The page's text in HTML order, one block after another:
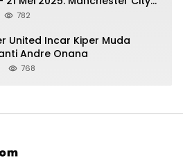
782
United Incar Kiper Muda
Andre Onana
768